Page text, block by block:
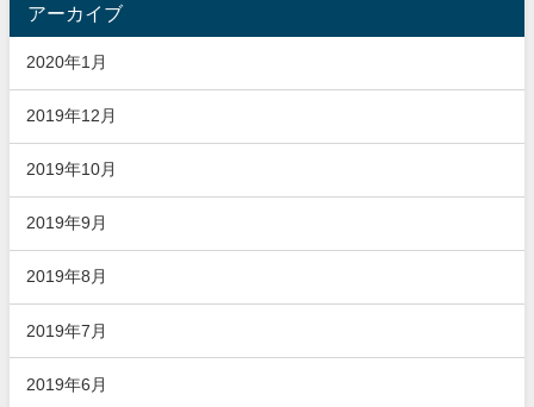
アーカイブ
2020年1月
2019年12月
2019年10月
2019年9月
2019年8月
2019年7月
2019年6月